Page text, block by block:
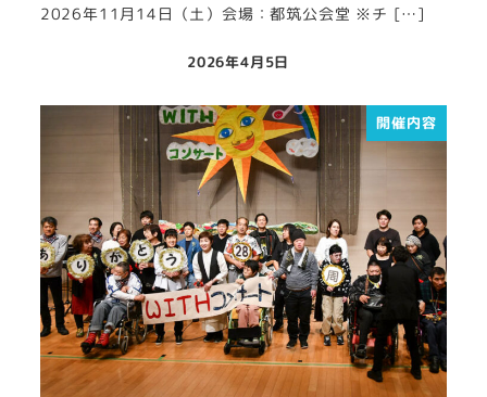
2026年11月14日（土）会場：都筑公会堂 ※チ […]
2026年4月5日
開催内容